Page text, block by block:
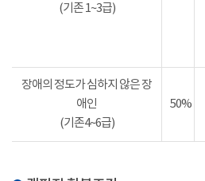
(기존 1~3급)
장애의 정도가 심하지 않은 장
애인
(기존4~6급)
50%